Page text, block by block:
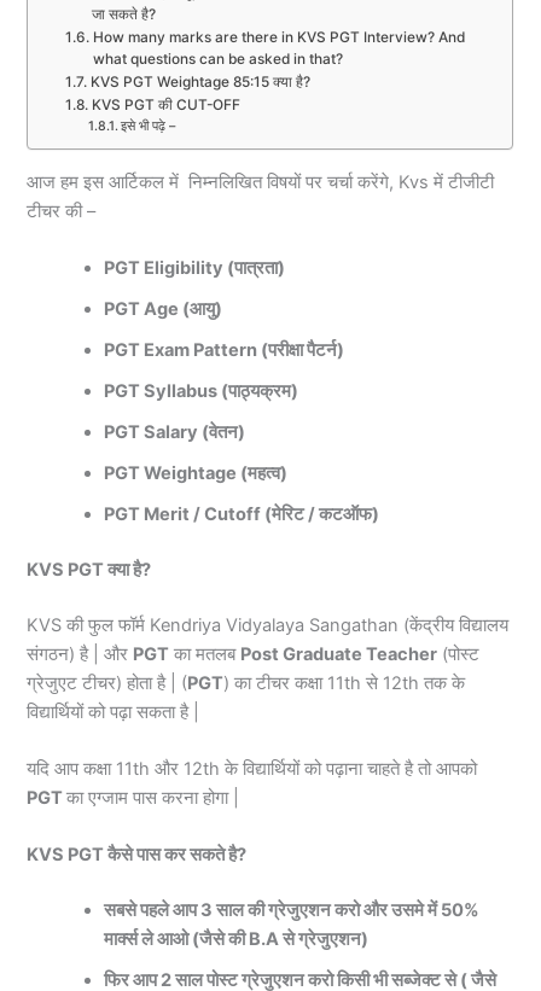
जा सकते है?
How many marks are there in KVS PGT Interview? And
what questions can be asked in that?
KVS PGT Weightage 85:15 क्या है?
KVS PGT की CUT-OFF
इसे भी पढ़े –
आज हम इस आर्टिकल में निम्नलिखित विषयों पर चर्चा करेंगे, Kvs में टीजीटी
टीचर की –
PGT Eligibility (पात्रता)
PGT Age (आयु)
PGT Exam Pattern (परीक्षा पैटर्न)
PGT Syllabus (पाठ्यक्रम)
PGT Salary (वेतन)
PGT Weightage (महत्व)
PGT Merit / Cutoff (मेरिट / कटऑफ)
KVS PGT क्या है?
KVS की फुल फॉर्म Kendriya Vidyalaya Sangathan (केंद्रीय विद्यालय
संगठन) है | और PGT का मतलब Post Graduate Teacher (पोस्ट
ग्रेजुएट टीचर) होता है | (PGT) का टीचर कक्षा 11th से 12th तक के
विद्यार्थियों को पढ़ा सकता है |
यदि आप कक्षा 11th और 12th के विद्यार्थियों को पढ़ाना चाहते है तो आपको
PGTका एग्जाम पास करना होगा |
KVS PGT कैसे पास कर सकते है?
सबसे पहले आप 3 साल की ग्रेजुएशन करो और उसमे में 50%
मार्क्स ले आओ (जैसे की B.A से ग्रेजुएशन)
फिर आप 2 साल पोस्ट ग्रेजुएशन करो किसी भी सब्जेक्ट से ( जैसे